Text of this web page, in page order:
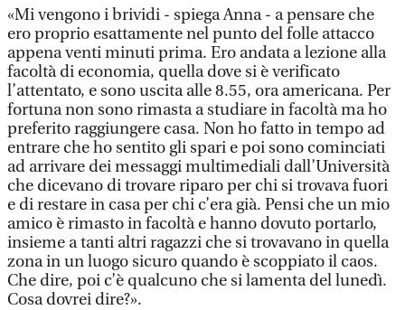
«Mi vengono i brividi - spiega Anna - a pensare che
ero proprio esattamente nel punto del folle attacco
appena venti minuti prima. Ero andata a lezione alla
facoltà di economia, quella dove si è verificato
l’attentato, e sono uscita alle 8.55, ora americana. Per
fortuna non sono rimasta a studiare in facoltà ma ho
preferito raggiungere casa. Non ho fatto in tempo ad
entrare che ho sentito gli spari e poi sono cominciati
ad arrivare dei messaggi multimediali dall’Università
che dicevano di trovare riparo per chi si trovava fuori
e di restare in casa per chi c’era già. Pensi che un mio
amico è rimasto in facoltà e hanno dovuto portarlo,
insieme a tanti altri ragazzi che si trovavano in quella
zona in un luogo sicuro quando è scoppiato il caos.
Che dire, poi c’è qualcuno che si lamenta del lunedì.
Cosa dovrei dire?».